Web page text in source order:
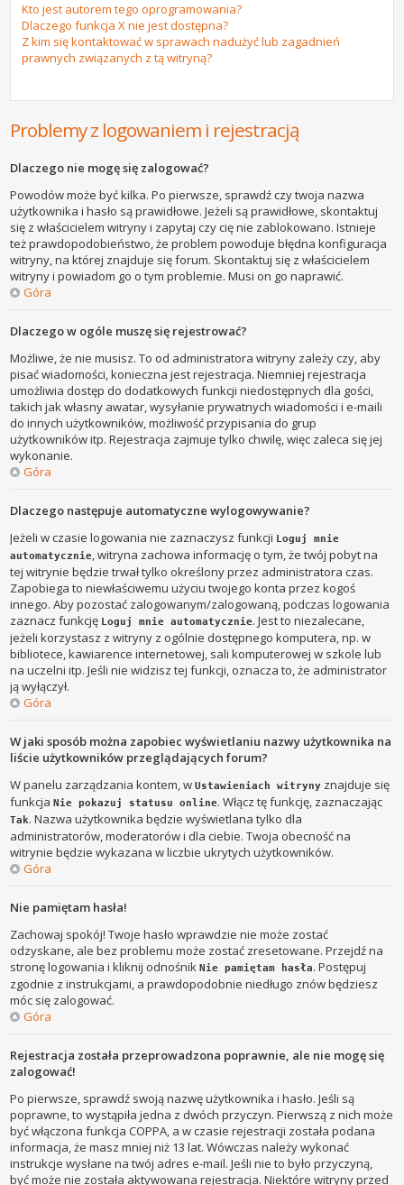
Kto jest autorem tego oprogramowania?
Dlaczego funkcja X nie jest dostępna?
Z kim się kontaktować w sprawach nadużyć lub zagadnień
prawnych związanych z tą witryną?
Problemy z logowaniem i rejestracją
Dlaczego nie mogę się zalogować?
Powodów może być kilka. Po pierwsze, sprawdź czy twoja nazwa
użytkownika i hasło są prawidłowe. Jeżeli są prawidłowe, skontaktuj
się z właścicielem witryny i zapytaj czy cię nie zablokowano. Istnieje
też prawdopodobieństwo, że problem powoduje błędna konfiguracja
witryny, na której znajduje się forum. Skontaktuj się z właścicielem
witryny i powiadom go o tym problemie. Musi on go naprawić.
Góra
Dlaczego w ogóle muszę się rejestrować?
Możliwe, że nie musisz. To od administratora witryny zależy czy, aby
pisać wiadomości, konieczna jest rejestracja. Niemniej rejestracja
umożliwia dostęp do dodatkowych funkcji niedostępnych dla gości,
takich jak własny awatar, wysyłanie prywatnych wiadomości i e-maili
do innych użytkowników, możliwość przypisania do grup
użytkowników itp. Rejestracja zajmuje tylko chwilę, więc zaleca się jej
wykonanie.
Góra
Dlaczego następuje automatyczne wylogowywanie?
Jeżeli w czasie logowania nie zaznaczysz funkcji Loguj mnie
automatycznie, witryna zachowa informację o tym, że twój pobyt na
tej witrynie będzie trwał tylko określony przez administratora czas.
Zapobiega to niewłaściwemu użyciu twojego konta przez kogoś
innego. Aby pozostać zalogowanym/zalogowaną, podczas logowania
zaznacz funkcję Loguj mnie automatycznie. Jest to niezalecane,
jeżeli korzystasz z witryny z ogólnie dostępnego komputera, np. w
bibliotece, kawiarence internetowej, sali komputerowej w szkole lub
na uczelni itp. Jeśli nie widzisz tej funkcji, oznacza to, że administrator
ją wyłączył.
Góra
W jaki sposób można zapobiec wyświetlaniu nazwy użytkownika na
liście użytkowników przeglądających forum?
W panelu zarządzania kontem, wUstawieniach witryny znajduje się
funkcjaNie pokazuj statusu online. Włącz tę funkcję, zaznaczając
Tak. Nazwa użytkownika będzie wyświetlana tylko dla
administratorów, moderatorów i dla ciebie. Twoja obecność na
witrynie będzie wykazana w liczbie ukrytych użytkowników.
Góra
Nie pamiętam hasła!
Zachowaj spokój! Twoje hasło wprawdzie nie może zostać
odzyskane, ale bez problemu może zostać zresetowane. Przejdź na
stronę logowania i kliknij odnośnikNie pamiętam hasła. Postępuj
zgodnie z instrukcjami, a prawdopodobnie niedługo znów będziesz
móc się zalogować.
Góra
Rejestracja została przeprowadzona poprawnie, ale nie mogę się
zalogować!
Po pierwsze, sprawdź swoją nazwę użytkownika i hasło. Jeśli są
poprawne, to wystąpiła jedna z dwóch przyczyn. Pierwszą z nich może
być włączona funkcja COPPA, a w czasie rejestracji została podana
informacja, że masz mniej niż 13 lat. Wówczas należy wykonać
instrukcje wysłane na twój adres e-mail. Jeśli nie to było przyczyną,
być może nie została aktywowana rejestracja. Niektóre witryny przed